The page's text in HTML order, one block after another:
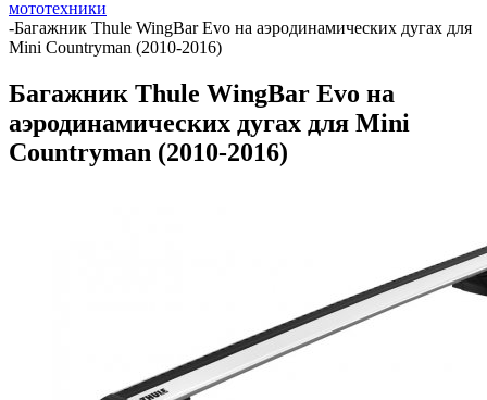
мототехники
-Багажник Thule WingBar Evo на аэродинамических дугах для
Mini Countryman (2010-2016)
Багажник Thule WingBar Evo на
аэродинамических дугах для Mini
Countryman (2010-2016)